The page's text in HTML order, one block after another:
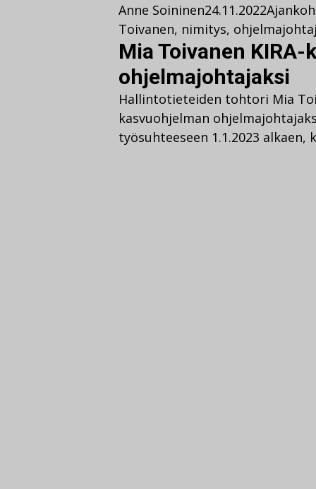
Anne Soininen24.11.2022
Toivanen, nimitys,
Mia Toivanen
ohjelmajohtajaksi
Hallintotieteiden tohtori Mia
kasvuohjelman
työsuhteeseen 1.1.2023 alkaen,